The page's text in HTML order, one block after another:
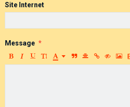
Site Internet
Message